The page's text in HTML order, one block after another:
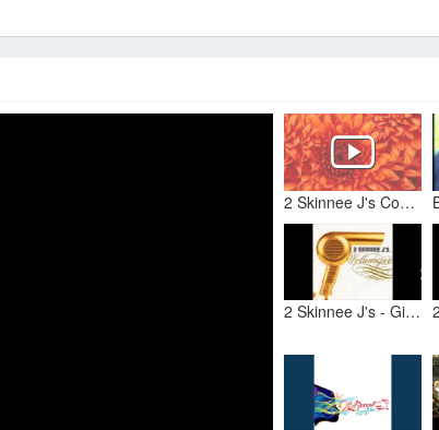
2 Skinnee J's Coming Home
2 Skinnee J's - Girl With the World in Her Eyes